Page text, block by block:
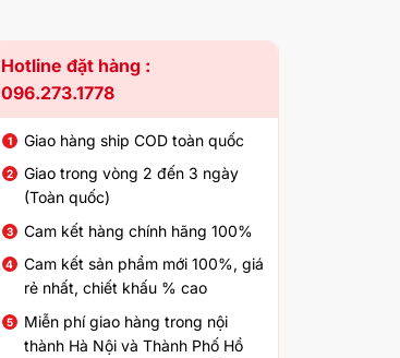
Hotline đặt hàng :
096.273.1778
Giao hàng ship COD toàn quốc
Giao trong vòng 2 đến 3 ngày
(Toàn quốc)
Cam kết hàng chính hãng 100%
Cam kết sản phẩm mới 100%, giá
rẻ nhất, chiết khấu % cao
Miễn phí giao hàng trong nội
thành Hà Nội và Thành Phố Hồ